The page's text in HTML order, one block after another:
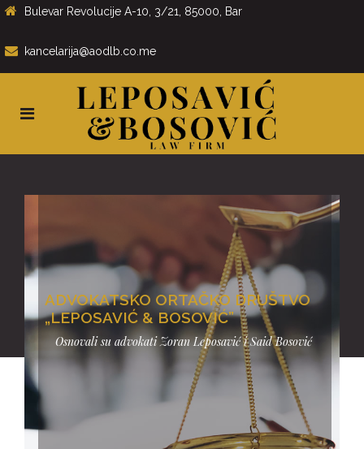
Bulevar Revolucije A-10, 3/21, 85000, Bar
kancelarija@aodlb.co.me
Osnovali su advokati Zoran Leposavić i Said Bosović
ADVOKATSKO ORTAČKO DRUŠTVO
„LEPOSAVIĆ & BOSOVIĆ”